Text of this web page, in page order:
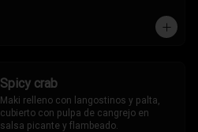
Spicy crab
Maki relleno con langostinos y palta,
cubierto con pulpa de cangrejo en
salsa picante y flambeado.